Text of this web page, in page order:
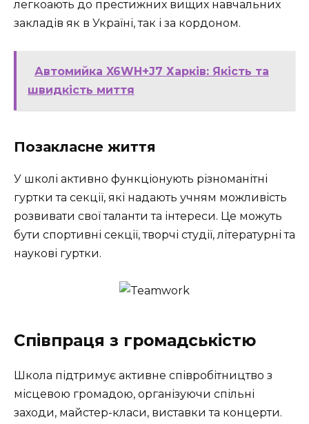
легкоають до престижних вищих навчальних
закладів як в Україні, так і за кордоном.
Автомийка X6WH+J7 Харків: Якість та
швидкість миття
Позакласне життя
У школі активно функціонують різноманітні
гуртки та секції, які надають учням можливість
розвивати свої таланти та інтереси. Це можуть
бути спортивні секції, творчі студії, літературні та
наукові гуртки.
Співпраця з громадськістю
Школа підтримує активне співробітництво з
місцевою громадою, організуючи спільні
заходи, майстер-класи, виставки та концерти.